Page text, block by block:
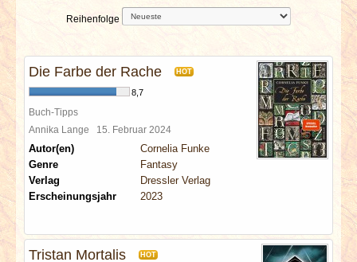
VERLOSUNGEN
SPECIALS
REDAKTION
LINKS
Reihenfolge
Die Farbe der Rache HOT
8,7
Buch-Tipps
Annika Lange 15. Februar 2024
Autor(en)
Cornelia Funke
Genre
Fantasy
Verlag
Dressler Verlag
Erscheinungsjahr
2023
Tristan Mortalis HOT